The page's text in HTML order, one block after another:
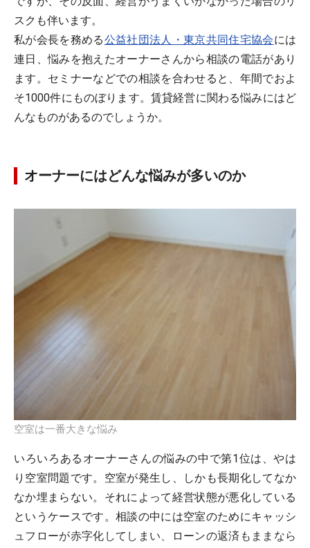
スクも伴います。
私が会長を務める公益社団法人・東京共同住宅協会には
連日、悩みを抱えたオーナーさんから相談の電話があり
ます。セミナーなどでの相談を合わせると、年間でおよ
そ1000件にものぼります。賃貸経営に関わる悩みにはど
んなものがあるのでしょうか。
オーナーにはどんな悩みが多いのか
空室は一番大きな悩み
いろいろあるオーナーさんの悩みの中で第1位は、やは
り空室問題です。空室が発生し、しかも長期化してなか
なか埋まらない。それによって経営状態が悪化している
というケースです。相談の中には空室のためにキャッシ
ュフローが赤字化してしまい、ローンの返済もままなら